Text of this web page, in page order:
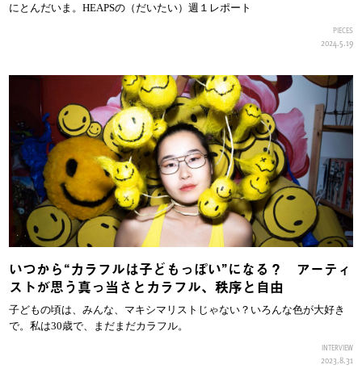
にとんだいま。HEAPSの（だいたい）週１レポート
PIECES
2024.5.19
いつから“カラフルは子どもっぽい”になる？ アーティ
ストが思う真っ当さとカラフル、秩序と自由
子どもの頃は、みんな、マキシマリストじゃない？いろんな色が大好き
で。私は30歳で、まだまだカラフル。
INTERVIEW
2023.8.31